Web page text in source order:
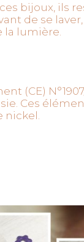
bijoux, ils
de se
la lumière.
(CE)
Ces
nickel.